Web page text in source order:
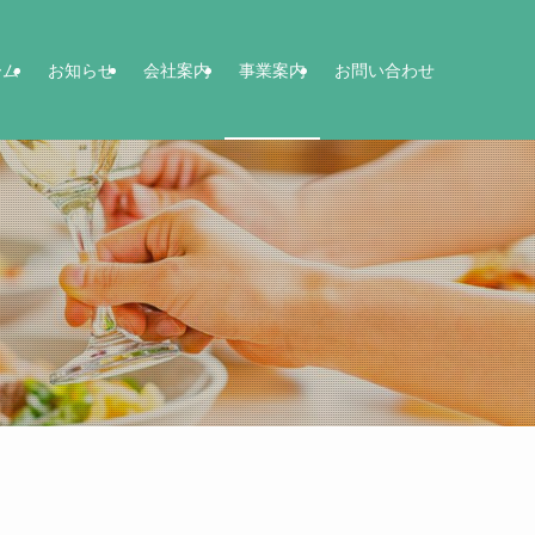
お知らせ 会社案内 事業案内 お問い合わせ